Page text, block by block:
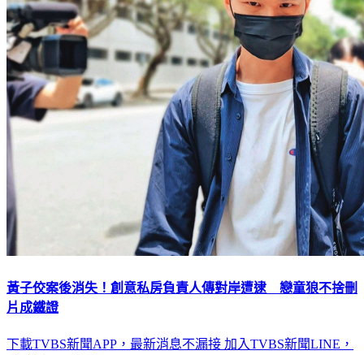
黃子佼案後消失！創意私房負責人傳對岸遭逮 戀童狼不捨刪